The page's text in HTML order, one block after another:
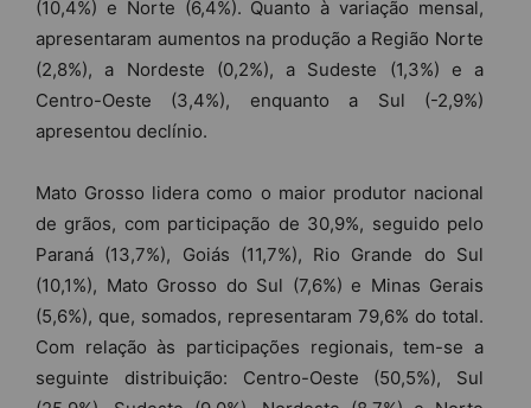
(10,4%) e Norte (6,4%). Quanto à variação mensal,
apresentaram aumentos na produção a Região Norte
(2,8%), a Nordeste (0,2%), a Sudeste (1,3%) e a
Centro-Oeste (3,4%), enquanto a Sul (-2,9%)
apresentou declínio.
Mato Grosso lidera como o maior produtor nacional
de grãos, com participação de 30,9%, seguido pelo
Paraná (13,7%), Goiás (11,7%), Rio Grande do Sul
(10,1%), Mato Grosso do Sul (7,6%) e Minas Gerais
(5,6%), que, somados, representaram 79,6% do total.
Com relação às participações regionais, tem-se a
seguinte distribuição: Centro-Oeste (50,5%), Sul